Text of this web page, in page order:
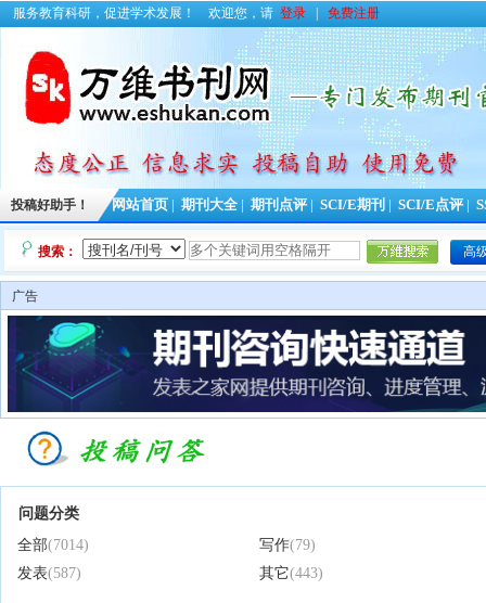
服务教育科研，促进学术发展！ 欢迎您，请 登录 免费注册
投稿好助手！ 网站首页 期刊大全 期刊点评 SCI/E期刊 SCI/E点评
搜索： 高
广告
问题分类
全部(7014) 写作(79)
发表(587) 其它(443)